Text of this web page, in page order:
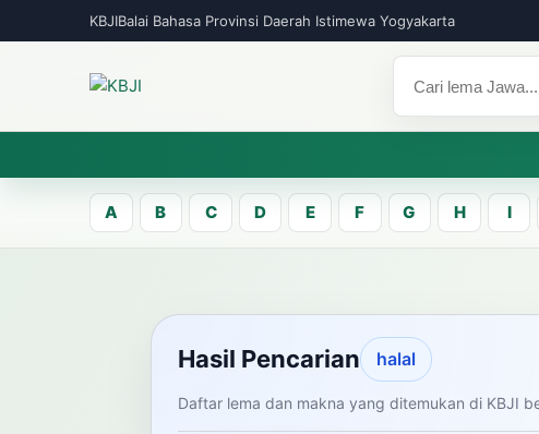
KBJIBalai Bahasa Provinsi Daerah Istimewa Yogyakarta
Hasil
Temukan lema Jawa dan maknanya dalam
A B C D E F G H I
Hasil Pencarian halal
Daftar lema dan makna yang ditemukan di KBJI